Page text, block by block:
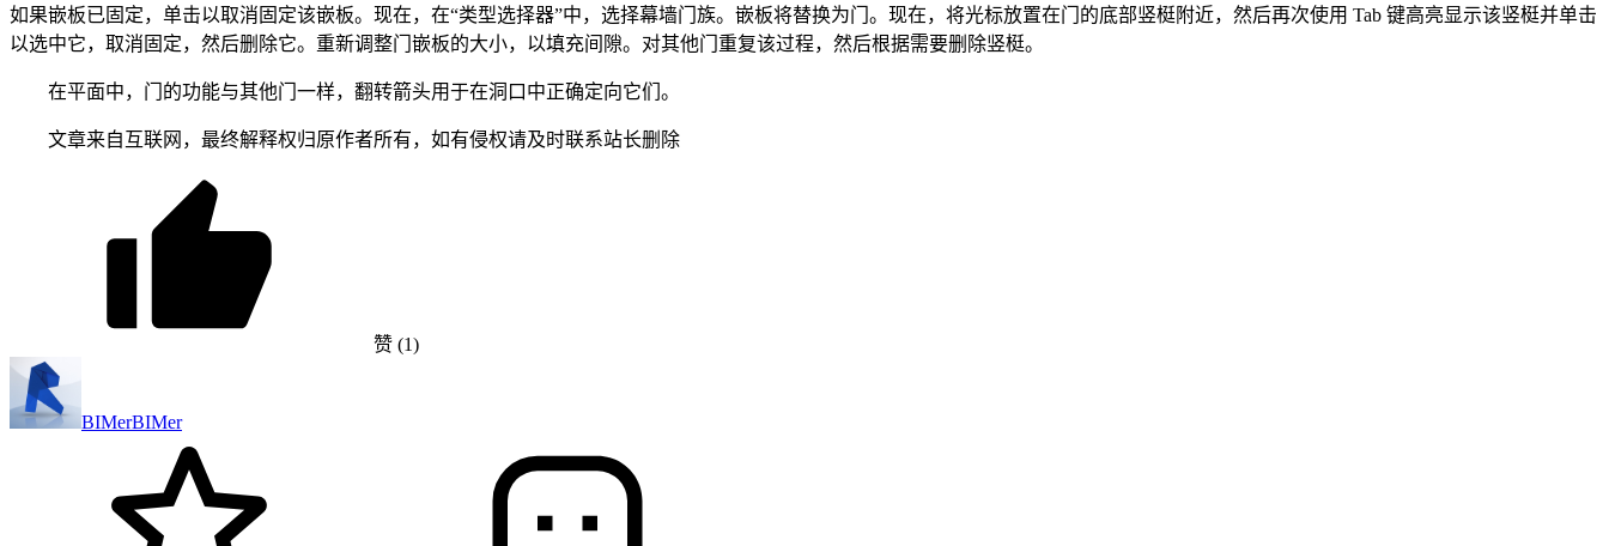
如果嵌板已固定，单击以取消固定该嵌板。现在，在“类型选择器”中，选择幕墙门族。嵌板将替换为门。现在，将光标放置在门的底部竖梃附近，然后再次使用 Tab 键高亮显示该竖梃并单击
以选中它，取消固定，然后删除它。重新调整门嵌板的大小，以填充间隙。对其他门重复该过程，然后根据需要删除竖梃。
在平面中，门的功能与其他门一样，翻转箭头用于在洞口中正确定向它们。
文章来自互联网，最终解释权归原作者所有，如有侵权请及时联系站长删除
赞 (1)
BIMerBIMer